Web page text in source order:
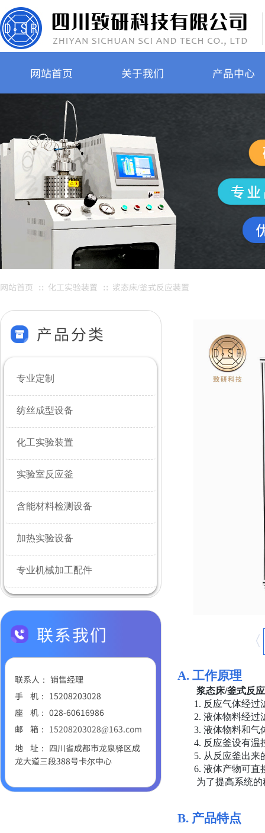
网站首页 关于我们 产品中心
网站首页 ∷ 化工实验装置 ∷ 浆态床/釜式反应装置
A. 工作原理
浆态床/釜式反
1. 反应气体经过
2. 液体物料经过
3. 液体物料和气
4. 反应釜设有温
5. 从反应釜出来
6. 液体产物可直
为了提高系统
B. 产品特点
专业定制
纺丝成型设备
化工实验装置
实验室反应釜
含能材料检测设备
加热实验设备
专业机械加工配件
产品分类
联系我们
联系人： 销售经理
手 机： 15208203028
座 机： 028-60616986
邮
箱： 15208203028@163.com
地 址： 四川省成都市龙泉驿区成
龙大道三段388号卡尔中心